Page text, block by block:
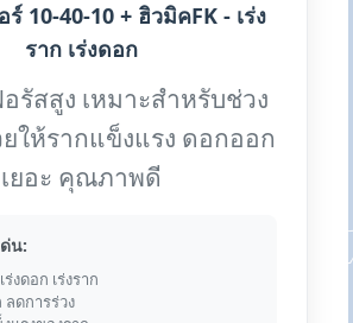
ร์ 10-40-10 + ฮิวมิคFK - เร่ง
ราก เร่งดอก
รัสสูง เหมาะสำหรับช่วง
ยให้รากแข็งแรง ดอกออก
เยอะ คุณภาพดี
น:
งดอก เร่งราก
ลดการร่วง